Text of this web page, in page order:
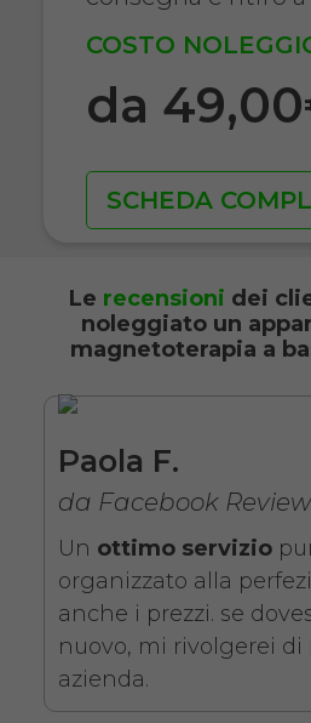
COSTO
da
SCHEDA
Le recensioni dei
noleggiato un
magnetoterapia a
Paola F.
da Facebook
Un ottimo servizio
organizzato alla
anche i prezzi. se
nuovo, mi rivolgerei di
azienda.